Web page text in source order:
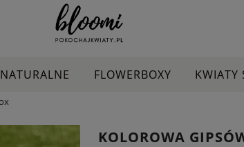
FLOWERBOXY KWIATY
KOLOROWA